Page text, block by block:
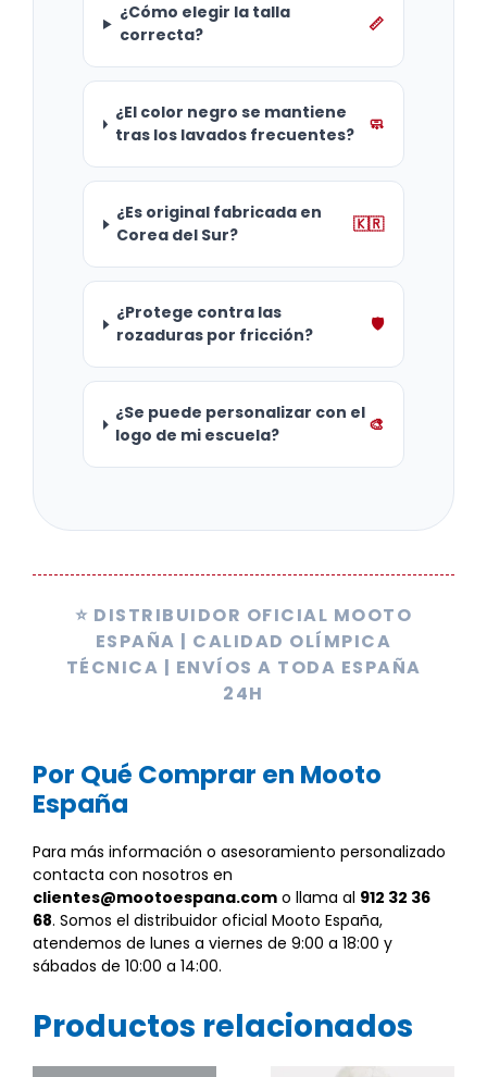
¿Cómo elegir la talla
correcta?
📏
¿El color negro se mantiene
tras los lavados frecuentes?
🧼
¿Es original fabricada en
Corea del Sur?
🇰🇷
¿Protege contra las
rozaduras por fricción?
🛡️
¿Se puede personalizar con el
logo de mi escuela?
🎨
⭐ DISTRIBUIDOR OFICIAL MOOTO
ESPAÑA | CALIDAD OLÍMPICA
TÉCNICA | ENVÍOS A TODA ESPAÑA
24H
Por Qué Comprar en Mooto
España
Para más información o asesoramiento personalizado
contacta con nosotros en
clientes@mootoespana.com o llama al 912 32 36
68. Somos el distribuidor oficial Mooto España,
atendemos de lunes a viernes de 9:00 a 18:00 y
sábados de 10:00 a 14:00.
Productos relacionados